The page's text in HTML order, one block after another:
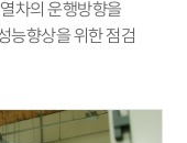
차의 운행방향을
능향상을 위한 점검